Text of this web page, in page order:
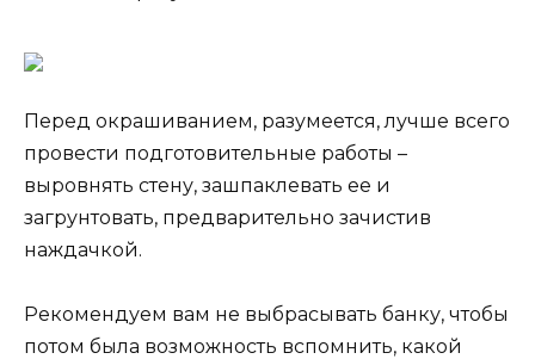
Перед окрашиванием, разумеется, лучше всего
провести подготовительные работы –
выровнять стену, зашпаклевать ее и
загрунтовать, предварительно зачистив
наждачкой.
Рекомендуем вам не выбрасывать банку, чтобы
потом была возможность вспомнить, какой